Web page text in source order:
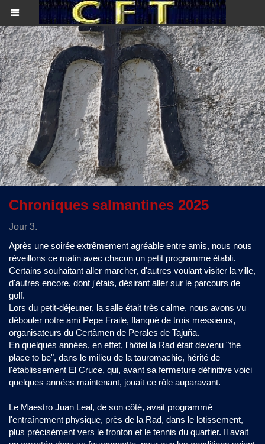
​Chroniques salmantines 2025
Jour 3.
Après une soirée extrêmement agréable entre amis, nous nous
réveillons ce matin avec chacun un petit programme établi.
Certains souhaitant aller marcher, d'autres voulant visiter la ville,
d'autres encore, dont j'étais, désirant aller sur le parcours de
golf.
Lors du petit-déjeuner, la salle était très calme, nous avons vu
débouler notre ami Pepe Fraile, flanqué de trois messieurs,
organisateurs du Certàmen de Perales de Tajuña.
En quelques années, en effet, l'hôtel la Rad était devenu "the
place to be", dans le milieu de la tauromachie, hérité de
l'établissement El Cruce, qui, avant sa fermeture définitive voici
quelques années maintenant, jouait ce rôle auparavant.
Le Maestro Juan Leal, de son côté, avait programmé
l'entraînement physique, près de la Rad, dans le lotissement,
plus précisément vers le fronton et le tennis du quartier. Il avait